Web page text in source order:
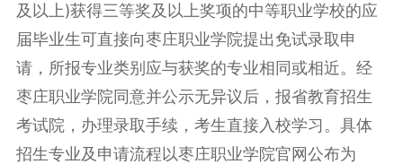
及以上)获得三等奖及以上奖项的中等职业学校的应
届毕业生可直接向枣庄职业学院提出免试录取申
请，所报专业类别应与获奖的专业相同或相近。经
枣庄职业学院同意并公示无异议后，报省教育招生
考试院，办理录取手续，考生直接入校学习。具体
招生专业及申请流程以枣庄职业学院官网公布为